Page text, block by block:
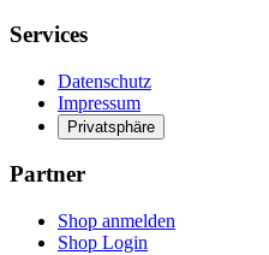
Services
Datenschutz
Impressum
Privatsphäre
Partner
Shop anmelden
Shop Login